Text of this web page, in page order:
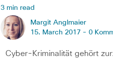
3 min read
Margit Anglmaier
15. March 2017 - 0
Cyber-Kriminalität gehört